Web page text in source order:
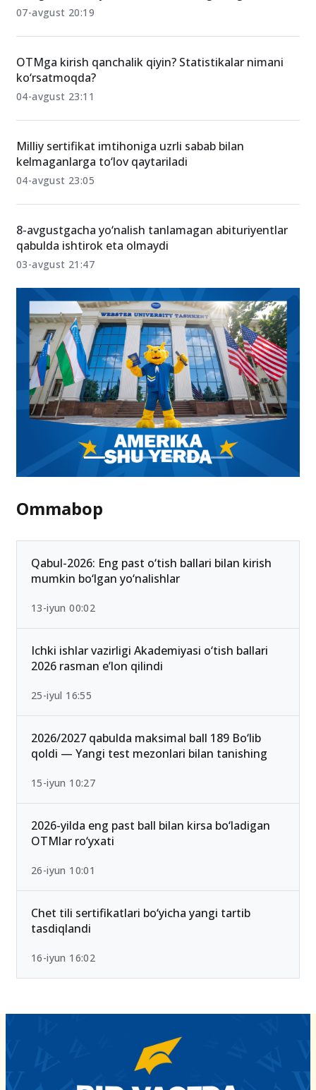
07-avgust 20:19
OTMga kirish qanchalik qiyin? Statistikalar nimani
ko‘rsatmoqda?
04-avgust 23:11
Milliy sertifikat imtihoniga uzrli sabab bilan
kelmaganlarga to‘lov qaytariladi
04-avgust 23:05
8-avgustgacha yo‘nalish tanlamagan abituriyentlar
qabulda ishtirok eta olmaydi
03-avgust 21:47
Ommabop
Qabul-2026: Eng past o‘tish ballari bilan kirish
mumkin bo‘lgan yo‘nalishlar
13-iyun 00:02
Ichki ishlar vazirligi Akademiyasi o‘tish ballari
2026 rasman e’lon qilindi
25-iyul 16:55
2026/2027 qabulda maksimal ball 189 Bo‘lib
qoldi — Yangi test mezonlari bilan tanishing
15-iyun 10:27
2026-yilda eng past ball bilan kirsa bo‘ladigan
OTMlar ro‘yxati
26-iyun 10:01
Chet tili sertifikatlari bo‘yicha yangi tartib
tasdiqlandi
16-iyun 16:02